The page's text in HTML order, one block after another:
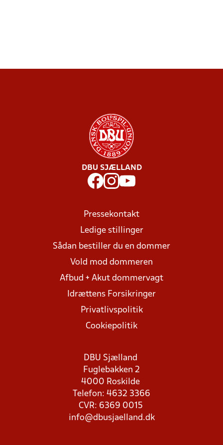
DBU SJÆLLAND
Pressekontakt
Ledige stillinger
Sådan bestiller du en dommer
Vold mod dommeren
Afbud + Akut dommervagt
Idrættens Forsikringer
Privatlivspolitik
Cookiepolitik
DBU Sjælland
Fuglebakken 2
4000 Roskilde
Telefon: 4632 3366
CVR: 6369 0015
info@dbusjaelland.dk